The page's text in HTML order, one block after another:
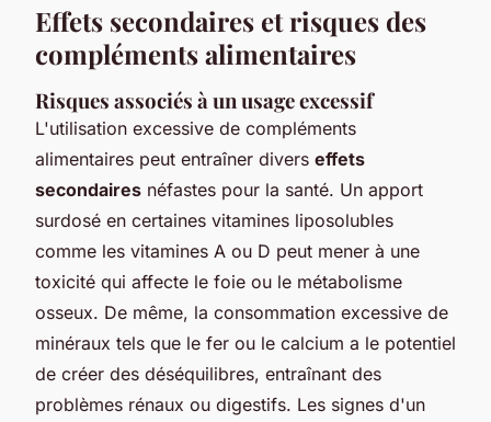
Effets secondaires et risques des
compléments alimentaires
Risques associés à un usage excessif
L'utilisation excessive de compléments
alimentaires peut entraîner divers effets
secondaires néfastes pour la santé. Un apport
surdosé en certaines vitamines liposolubles
comme les vitamines A ou D peut mener à une
toxicité qui affecte le foie ou le métabolisme
osseux. De même, la consommation excessive de
minéraux tels que le fer ou le calcium a le potentiel
de créer des déséquilibres, entraînant des
problèmes rénaux ou digestifs. Les signes d'un